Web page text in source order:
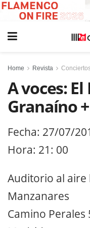
Home Revista
A voces:
Granaíno
Fecha: 27/07/
Hora: 21: 00
Auditorio al aire
Manzanares
Camino Perales